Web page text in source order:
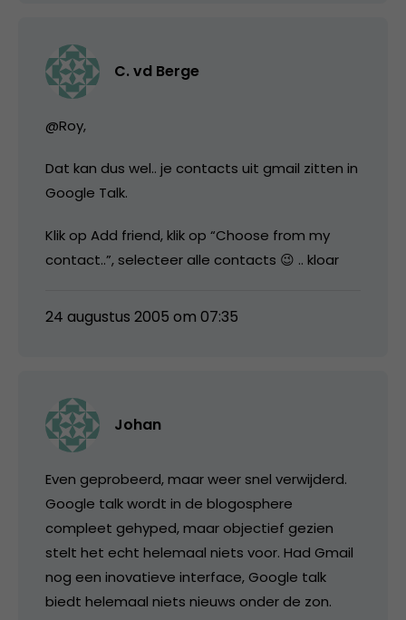
C. vd Berge
@Roy,
Dat kan dus wel.. je contacts uit gmail zitten in
Google Talk.
Klik op Add friend, klik op “Choose from my
contact..”, selecteer alle contacts 😉 .. kloar
24 augustus 2005 om 07:35
Johan
Even geprobeerd, maar weer snel verwijderd.
Google talk wordt in de blogosphere
compleet gehyped, maar objectief gezien
stelt het echt helemaal niets voor. Had Gmail
nog een inovatieve interface, Google talk
biedt helemaal niets nieuws onder de zon.